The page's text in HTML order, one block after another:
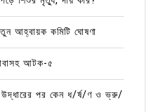
আহ্বায়ক কমিটি ঘোষণা
আটক-৫
উদ্ধারের পর কেন ধ/র্ষ/ণ ও ভ্রু/